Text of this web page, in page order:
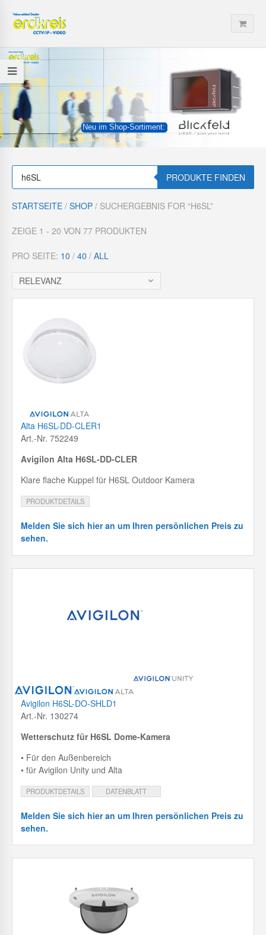
Neu im Shop-Sortiment:
P
o
u
c
s
s
a
r
PRODUKTE FINDEN
STARTSEITE / SHOP / SUCHERGEBNIS FOR “H6SL”
ZEIGE 1 - 20 VON 77 PRODUKTEN
PRO SEITE: 10 / 40 / ALL
RELEVANZ
Alta H6SL-DD-CLER1
Art.-Nr. 752249
Avigilon Alta H6SL-DD-CLER
Klare flache Kuppel für H6SL Outdoor Kamera
PRODUKTDETAILS
Melden Sie sich hier an um Ihren persönlichen Preis zu
sehen.
Avigilon H6SL-DO-SHLD1
Art.-Nr. 130274
Wetterschutz für H6SL Dome-Kamera
• Für den Außenbereich
• für Avigilon Unity und Alta
PRODUKTDETAILS DATENBLATT
Melden Sie sich hier an um Ihren persönlichen Preis zu
sehen.